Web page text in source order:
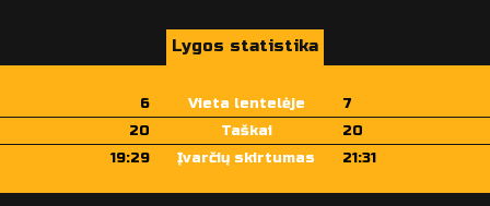
Lygos statistika
6 Vieta lentelėje
7
20
Taškai
20
19:29
Įvarčių skirtumas 21:31